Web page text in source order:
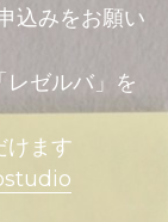
込みをお願い
レゼルバ」を
けます